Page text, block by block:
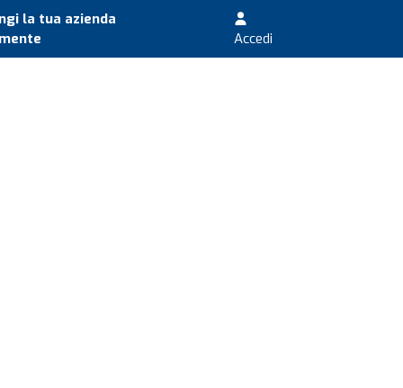
la tua azienda
Accedi